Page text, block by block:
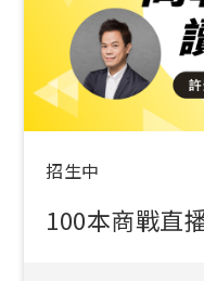
招生中
100本商戰直